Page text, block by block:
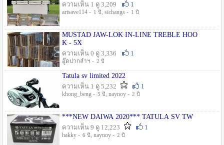
ความเห็น 1 ดู 3,209
1
artsave114 - 1 ปี , sichangs - 1 ปี
MUSTAD JAW-LOK IN-LINE TREBLE HOO
K - 5X
ความเห็น 0 ดู 3,336
1
อู๊ดปากลำฯ - 2 ปี
Tatula sv limited 2022
ความเห็น 1 ดู 5,232
1
khong_beng - 5 ปี , naynoy - 2 ปี
***NEW DAIWA 2020*** TATULA SV TW
ความเห็น 9 ดู 12,223
1
hakky - 6 ปี , naynoy - 2 ปี